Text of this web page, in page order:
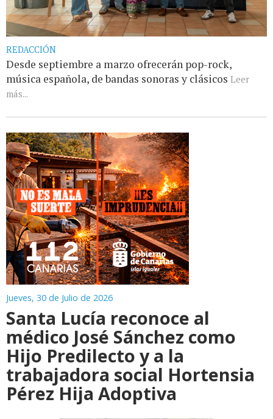
REDACCIÓN
Desde septiembre a marzo ofrecerán pop-rock,
música española, de bandas sonoras y clásicos Leer
más...
Jueves, 30 de Julio de 2026
Santa Lucía reconoce al
médico José Sánchez como
Hijo Predilecto y a la
trabajadora social Hortensia
Pérez Hija Adoptiva